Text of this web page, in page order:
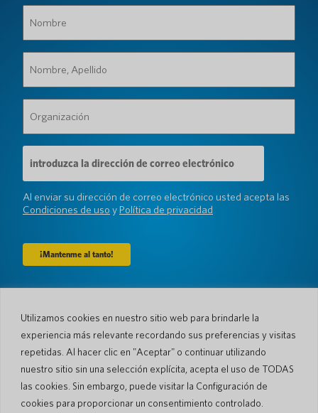
Utilizamos cookies en nuestro sitio web para brindarle la
experiencia más relevante recordando sus preferencias y visitas
repetidas. Al hacer clic en "Aceptar" o continuar utilizando
nuestro sitio sin una selección explícita, acepta el uso de TODAS
las cookies. Sin embargo, puede visitar la Configuración de
cookies para proporcionar un consentimiento controlado.
(Requerido)
Apellido
(Requerido)
(Requerido)
Dirección
de
correo
electrónico
(Requerido)
Al enviar su dirección de correo electrónico usted acepta las
Condiciones de uso y Política de privacidad
Compañía
Sobre nosotros
Idiomas y Países
Sala de prensa
#AllSpokenHere
Apoyo
Atención al cliente Garantía limitada